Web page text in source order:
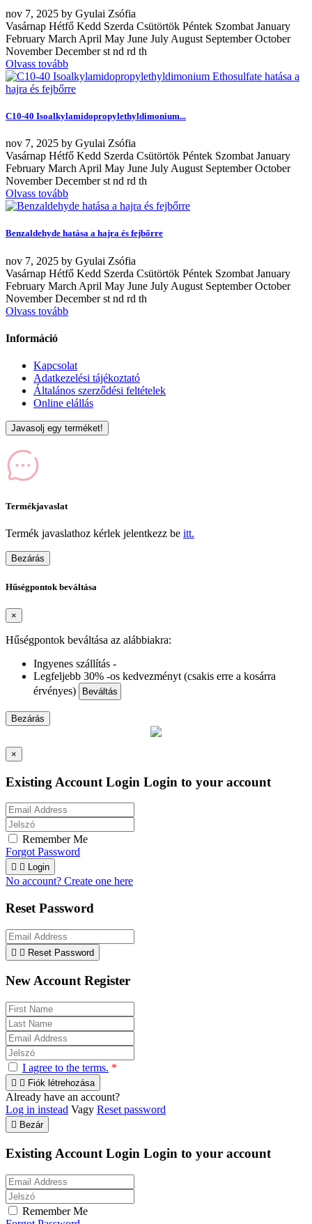
nov 7, 2025 by Gyulai Zsófia
Vasárnap Hétfő Kedd Szerda Csütörtök Péntek Szombat January
February March April May June July August September October
November December st nd rd th
Olvass tovább
C10-40 Isoalkylamidopropylethyldimonium...
nov 7, 2025 by Gyulai Zsófia
Vasárnap Hétfő Kedd Szerda Csütörtök Péntek Szombat January
February March April May June July August September October
November December st nd rd th
Olvass tovább
Benzaldehyde hatása a hajra és fejbőrre
nov 7, 2025 by Gyulai Zsófia
Vasárnap Hétfő Kedd Szerda Csütörtök Péntek Szombat January
February March April May June July August September October
November December st nd rd th
Olvass tovább
Információ
Kapcsolat
Adatkezelési tájékoztató
Általános szerződési feltételek
Online elállás
Javasolj egy terméket!
Termékjavaslat
Termék javaslathoz kérlek jelentkezz be itt.
Bezárás
Hűségpontok beváltása
×
Hűségpontok beváltása az alábbiakra:
Ingyenes szállítás -
Legfeljebb 30% -os kedvezményt (csakis erre a kosárra
érvényes)
Beváltás
Bezárás
×
Existing Account Login Login to your account
Remember Me
Forgot Password
  Login
No account? Create one here
Reset Password
  Reset Password
New Account Register
I agree to the terms. *
  Fiók létrehozása
Already have an account?
Log in instead Vagy Reset password
 Bezár
Existing Account Login Login to your account
Remember Me